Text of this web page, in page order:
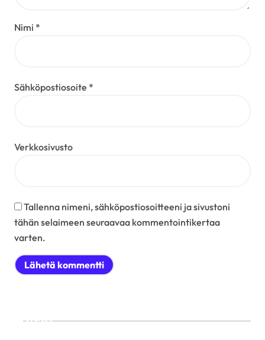
Nimi *
Sähköpostiosoite *
Verkkosivusto
Tallenna nimeni, sähköpostiosoitteeni ja sivustoni
tähän selaimeen seuraavaa kommentointikertaa
varten.
Etsi